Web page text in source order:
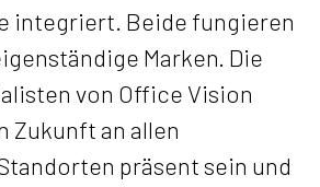
integriert. Beide fungieren
Marken. Die
von Office Vision
Zukunft an allen
präsent sein und